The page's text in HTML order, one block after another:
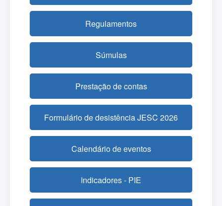
Regulamentos
Súmulas
Prestação de contas
Formulário de desistência JESC 2026
Calendário de eventos
Indicadores - PIE